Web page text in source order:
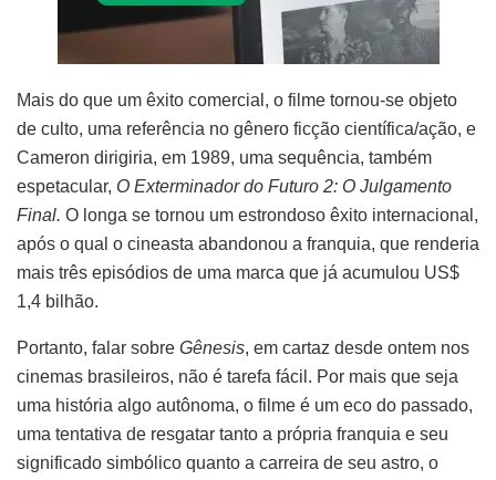
Mais do que um êxito comercial, o filme tornou-se objeto
de culto, uma referência no gênero ficção científica/ação, e
Cameron dirigiria, em 1989, uma sequência, também
espetacular, O Exterminador do Futuro 2: O Julgamento
Final. O longa se tornou um estrondoso êxito internacional,
após o qual o cineasta abandonou a franquia, que renderia
mais três episódios de uma marca que já acumulou US$
1,4 bilhão.
Portanto, falar sobre Gênesis, em cartaz desde ontem nos
cinemas brasileiros, não é tarefa fácil. Por mais que seja
uma história algo autônoma, o filme é um eco do passado,
uma tentativa de resgatar tanto a própria franquia e seu
significado simbólico quanto a carreira de seu astro, o